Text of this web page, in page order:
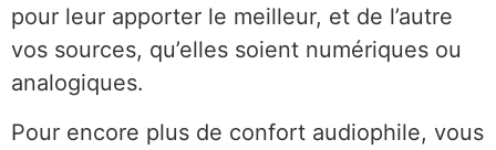
pour leur apporter le meilleur, et de l’autre
vos sources, qu’elles soient numériques ou
analogiques.
Pour encore plus de confort audiophile, vous